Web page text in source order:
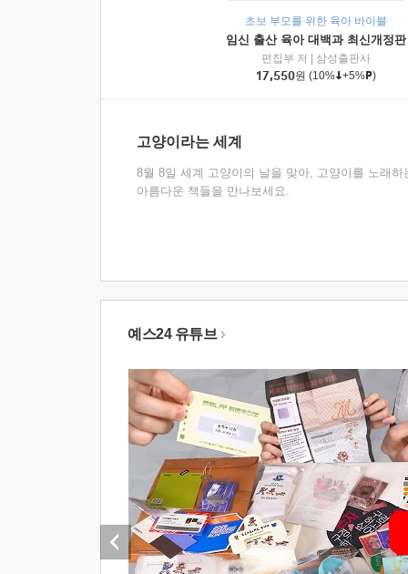
초보 부모를 위한 육아 바이블
임신 출산 육아 대백과 최신개정판
편집부 저
삼성출판사
17,550원 (10% +5% )
고양이라는 세계
8월 8일 세계 고양이의 날을 맞아, 고양이를 노래하
아름다운 책들을 만나보세요.
예스24 유튜브